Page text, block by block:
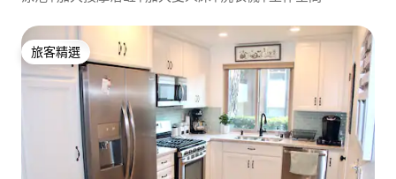
旅客精選
旅客精選